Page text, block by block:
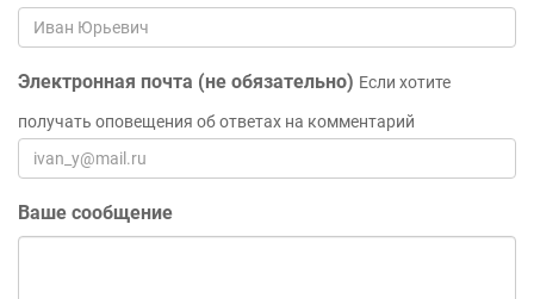
Электронная почта (не обязательно) Если хотите
получать оповещения об ответах на комментарий
Ваше сообщение